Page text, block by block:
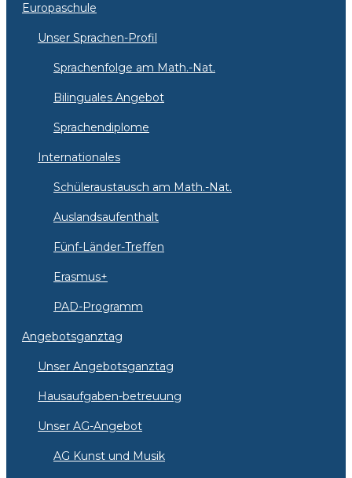
Europaschule
Unser Sprachen-Profil
Sprachenfolge am Math.-Nat.
Bilinguales Angebot
Sprachendiplome
Internationales
Schüleraustausch am Math.-Nat.
Auslandsaufenthalt
Fünf-Länder-Treffen
Erasmus+
PAD-Programm
Angebotsganztag
Unser Angebotsganztag
Hausaufgaben-betreuung
Unser AG-Angebot
AG Kunst und Musik